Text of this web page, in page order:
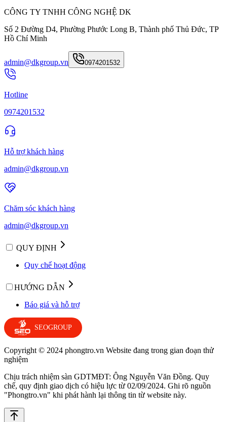
CÔNG TY TNHH CÔNG NGHỆ DK
Số 2 Đường D4, Phường Phước Long B, Thành phố Thủ Đức, TP
Hồ Chí Minh
admin@dkgroup.vn 0974201532
Hotline
0974201532
Hỗ trợ khách hàng
admin@dkgroup.vn
Chăm sóc khách hàng
admin@dkgroup.vn
QUY ĐỊNH
Quy chế hoạt động
HƯỚNG DẪN
Báo giá và hỗ trợ
SEOGROUP
Copyright © 2024 phongtro.vn Website đang trong gian đoạn thử
nghiệm
Chịu trách nhiệm sàn GDTMĐT: Ông Nguyễn Văn Đồng. Quy
chế, quy định giao dịch có hiệu lực từ 02/09/2024. Ghi rõ nguồn
"Phongtro.vn" khi phát hành lại thông tin từ website này.